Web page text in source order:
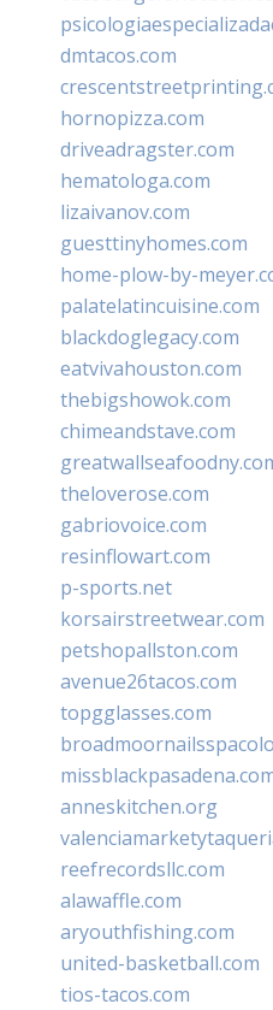
dmtacos.com
hornopizza.com
driveadragster.com
hematologa.com
lizaivanov.com
guesttinyhomes.com
home-plow-by-
palatelatincuisine.com
blackdoglegacy.com
eatvivahouston.com
thebigshowok.com
chimeandstave.com
theloverose.com
gabriovoice.com
resinflowart.com
p-sports.net
korsairstreetwear.com
petshopallston.com
avenue26tacos.com
topgglasses.com
anneskitchen.org
reefrecordsllc.com
alawaffle.com
aryouthfishing.com
united-basketball.com
tios-tacos.com